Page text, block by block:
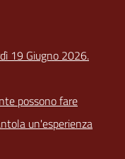
19 Giugno 2026.
possono fare
un'esperienza